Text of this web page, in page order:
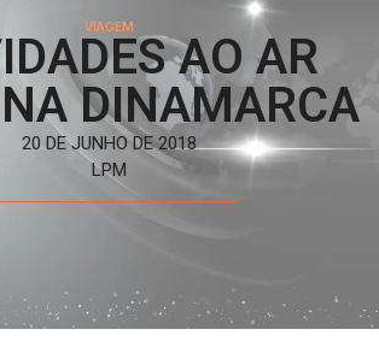
VIAGEM
AO AR
DINAMARCA
20 DE JUNHO DE 2018
LPM